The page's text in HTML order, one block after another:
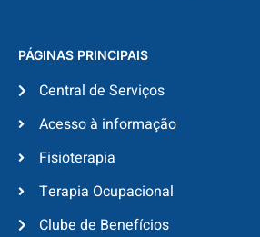
PÁGINAS PRINCIPAIS
Central de Serviços
Acesso à informação
Fisioterapia
Terapia Ocupacional
Clube de Benefícios